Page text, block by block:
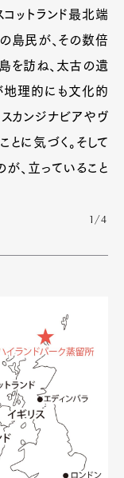
ットランド最北端
島民が、その数倍
を訪ね、太古の遺
地理的にも文化的
カンジナビアやヴ
に気づく。そして
、立っていること
1/4